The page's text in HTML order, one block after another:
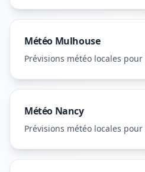
Météo Mulhouse
Prévisions météo locales pour
Météo Nancy
Prévisions météo locales pour